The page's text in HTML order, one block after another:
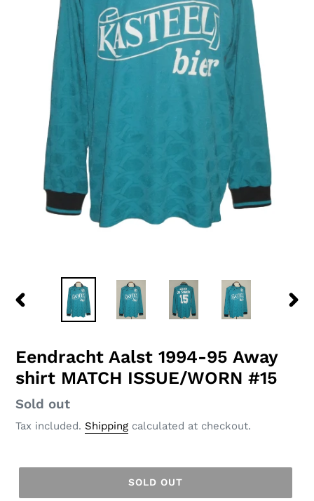
PREVIOUS
Eendracht Aalst 1994-95 Away
shirt MATCH ISSUE/WORN #15
Regular
price
Sold out
Tax included. Shipping calculated at checkout.
SOLD OUT